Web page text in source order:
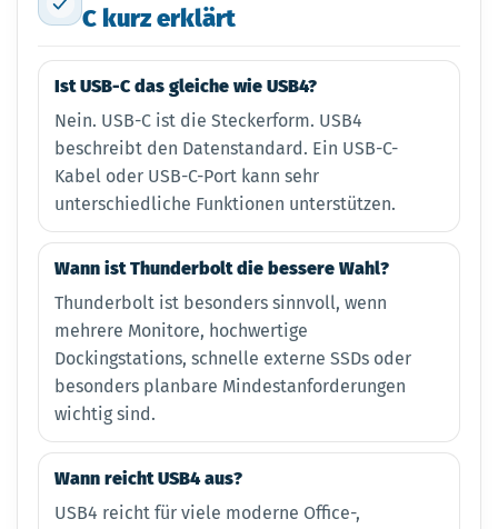
C kurz erklärt
Ist USB-C das gleiche wie USB4?
Nein. USB-C ist die Steckerform. USB4
beschreibt den Datenstandard. Ein USB-C-
Kabel oder USB-C-Port kann sehr
unterschiedliche Funktionen unterstützen.
Wann ist Thunderbolt die bessere Wahl?
Thunderbolt ist besonders sinnvoll, wenn
mehrere Monitore, hochwertige
Dockingstations, schnelle externe SSDs oder
besonders planbare Mindestanforderungen
wichtig sind.
Wann reicht USB4 aus?
USB4 reicht für viele moderne Office-,